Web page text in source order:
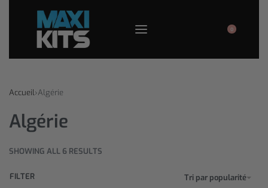
0
Accueil›Algérie
Algérie
SHOWING ALL 6 RESULTS
Tri par popularité
FILTER